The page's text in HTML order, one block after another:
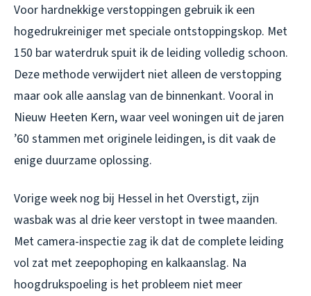
Voor hardnekkige verstoppingen gebruik ik een
hogedrukreiniger met speciale ontstoppingskop. Met
150 bar waterdruk spuit ik de leiding volledig schoon.
Deze methode verwijdert niet alleen de verstopping
maar ook alle aanslag van de binnenkant. Vooral in
Nieuw Heeten Kern, waar veel woningen uit de jaren
’60 stammen met originele leidingen, is dit vaak de
enige duurzame oplossing.
Vorige week nog bij Hessel in het Overstigt, zijn
wasbak was al drie keer verstopt in twee maanden.
Met camera-inspectie zag ik dat de complete leiding
vol zat met zeepophoping en kalkaanslag. Na
hoogdrukspoeling is het probleem niet meer